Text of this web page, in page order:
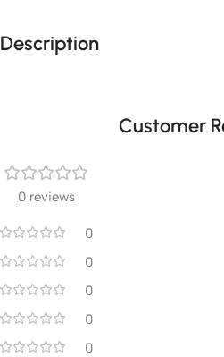
Description
Customer
0 reviews
0
0
0
0
0